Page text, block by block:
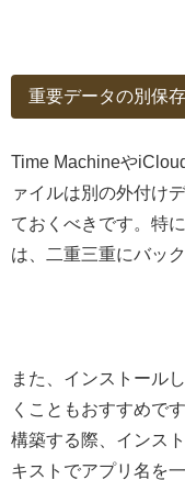
重要データの別保
Time Machineや
ァイルは別の外付け
ておくべきです。特
は、二重三重にバッ
また、インストール
くこともおすすめで
構築する際、インス
キストでアプリ名を